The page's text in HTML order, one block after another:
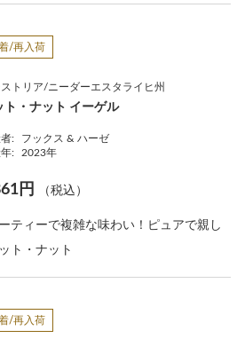
/再入荷
トリア/ニーダーエスタライヒ州
ト・ナット イーゲル
:
フックス & ハーゼ
:
2023年
円 （税込）
ティーで複雑な味わい！ピュアで親し
ト・ナット
/再入荷